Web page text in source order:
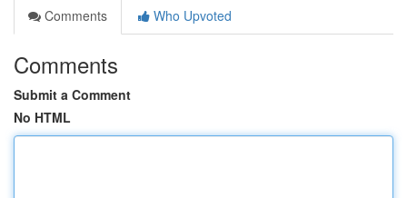
Comments
Who Upvoted
Comments
Submit a Comment
No HTML